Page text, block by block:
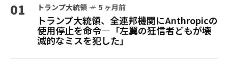
01 トランプ大統領 5 ヶ月前
トランプ大統領、全連邦機関にAnthropicの
使用停止を命令—「左翼の狂信者どもが壊
滅的なミスを犯した」